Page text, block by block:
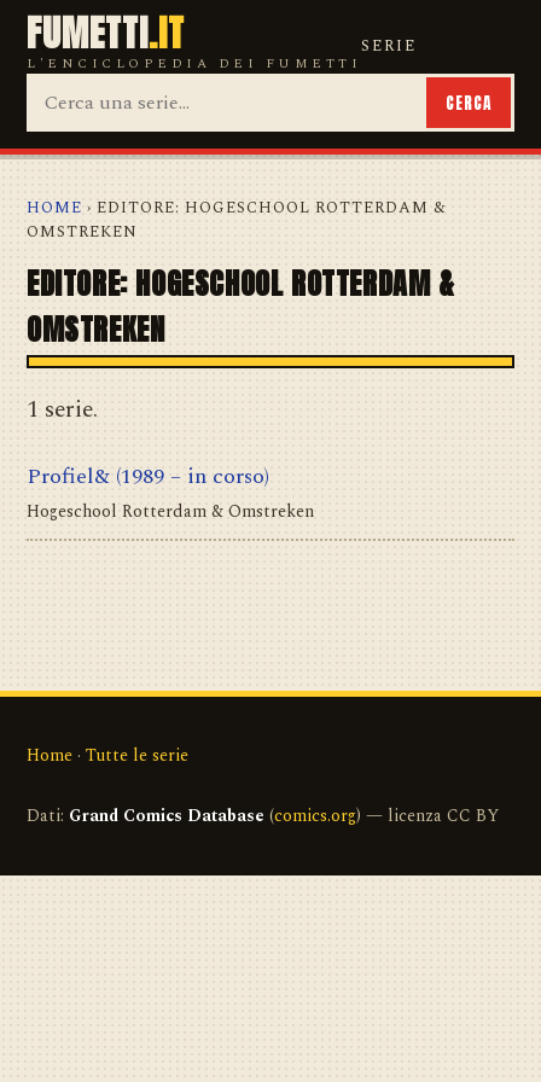
FUMETTI.IT
L'ENCICLOPEDIA DEI FUMETTI
SERIE
CERCA
HOME › EDITORE: HOGESCHOOL ROTTERDAM &
OMSTREKEN
EDITORE: HOGESCHOOL ROTTERDAM &
OMSTREKEN
1 serie.
Profiel& (1989 – in corso)
Hogeschool Rotterdam & Omstreken
Home · Tutte le serie
Dati: Grand Comics Database (comics.org) — licenza CC BY